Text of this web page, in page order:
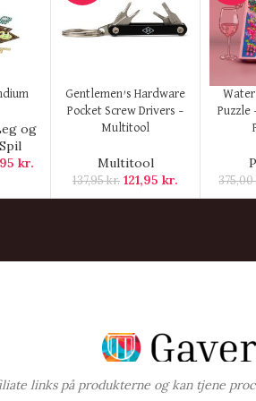
og
Spil
kr.
KØB HER
Gentlemen’s Hardware
Pocket Screw Drivers –
Multitool
Multitool
137,95kr. 121,95kr.
KØB
Water
Puzzle
375,00
links på produkterne og kan tjene